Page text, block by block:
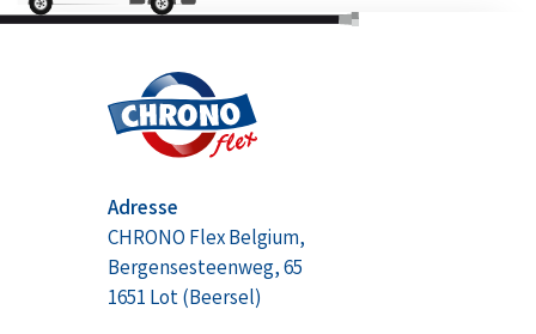
Adresse
CHRONO Flex Belgium,
Bergensesteenweg, 65
1651 Lot (Beersel)